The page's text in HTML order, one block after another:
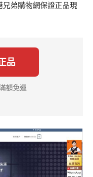
兄弟購物網保證正品現
品
額免運